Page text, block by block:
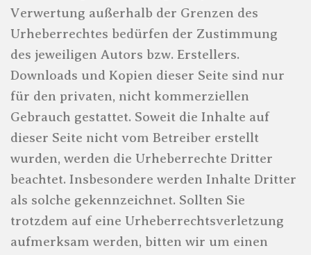
Verwertung außerhalb der Grenzen des
Urheberrechtes bedürfen der Zustimmung
des jeweiligen Autors bzw. Erstellers.
Downloads und Kopien dieser Seite sind nur
für den privaten, nicht kommerziellen
Gebrauch gestattet. Soweit die Inhalte auf
dieser Seite nicht vom Betreiber erstellt
wurden, werden die Urheberrechte Dritter
beachtet. Insbesondere werden Inhalte Dritter
als solche gekennzeichnet. Sollten Sie
trotzdem auf eine Urheberrechtsverletzung
aufmerksam werden, bitten wir um einen